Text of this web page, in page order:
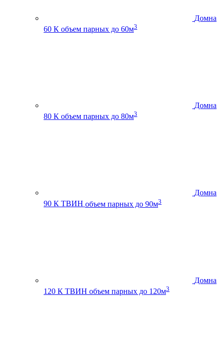
Домна
60 К объем парных до 60м3
Домна
80 К объем парных до 80м3
Домна
90 К ТВИН объем парных до 90м3
Домна
120 К ТВИН объем парных до 120м3